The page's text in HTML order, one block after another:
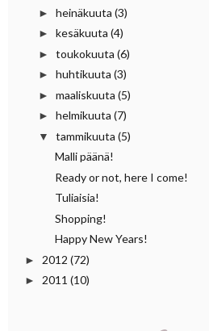
► heinäkuuta (3)
► kesäkuuta (4)
► toukokuuta (6)
► huhtikuuta (3)
► maaliskuuta (5)
► helmikuuta (7)
▼ tammikuuta (5)
Malli päänä!
Ready or not, here I come!
Tuliaisia!
Shopping!
Happy New Years!
► 2012 (72)
► 2011 (10)